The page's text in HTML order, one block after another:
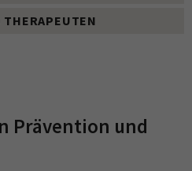
Prävention und